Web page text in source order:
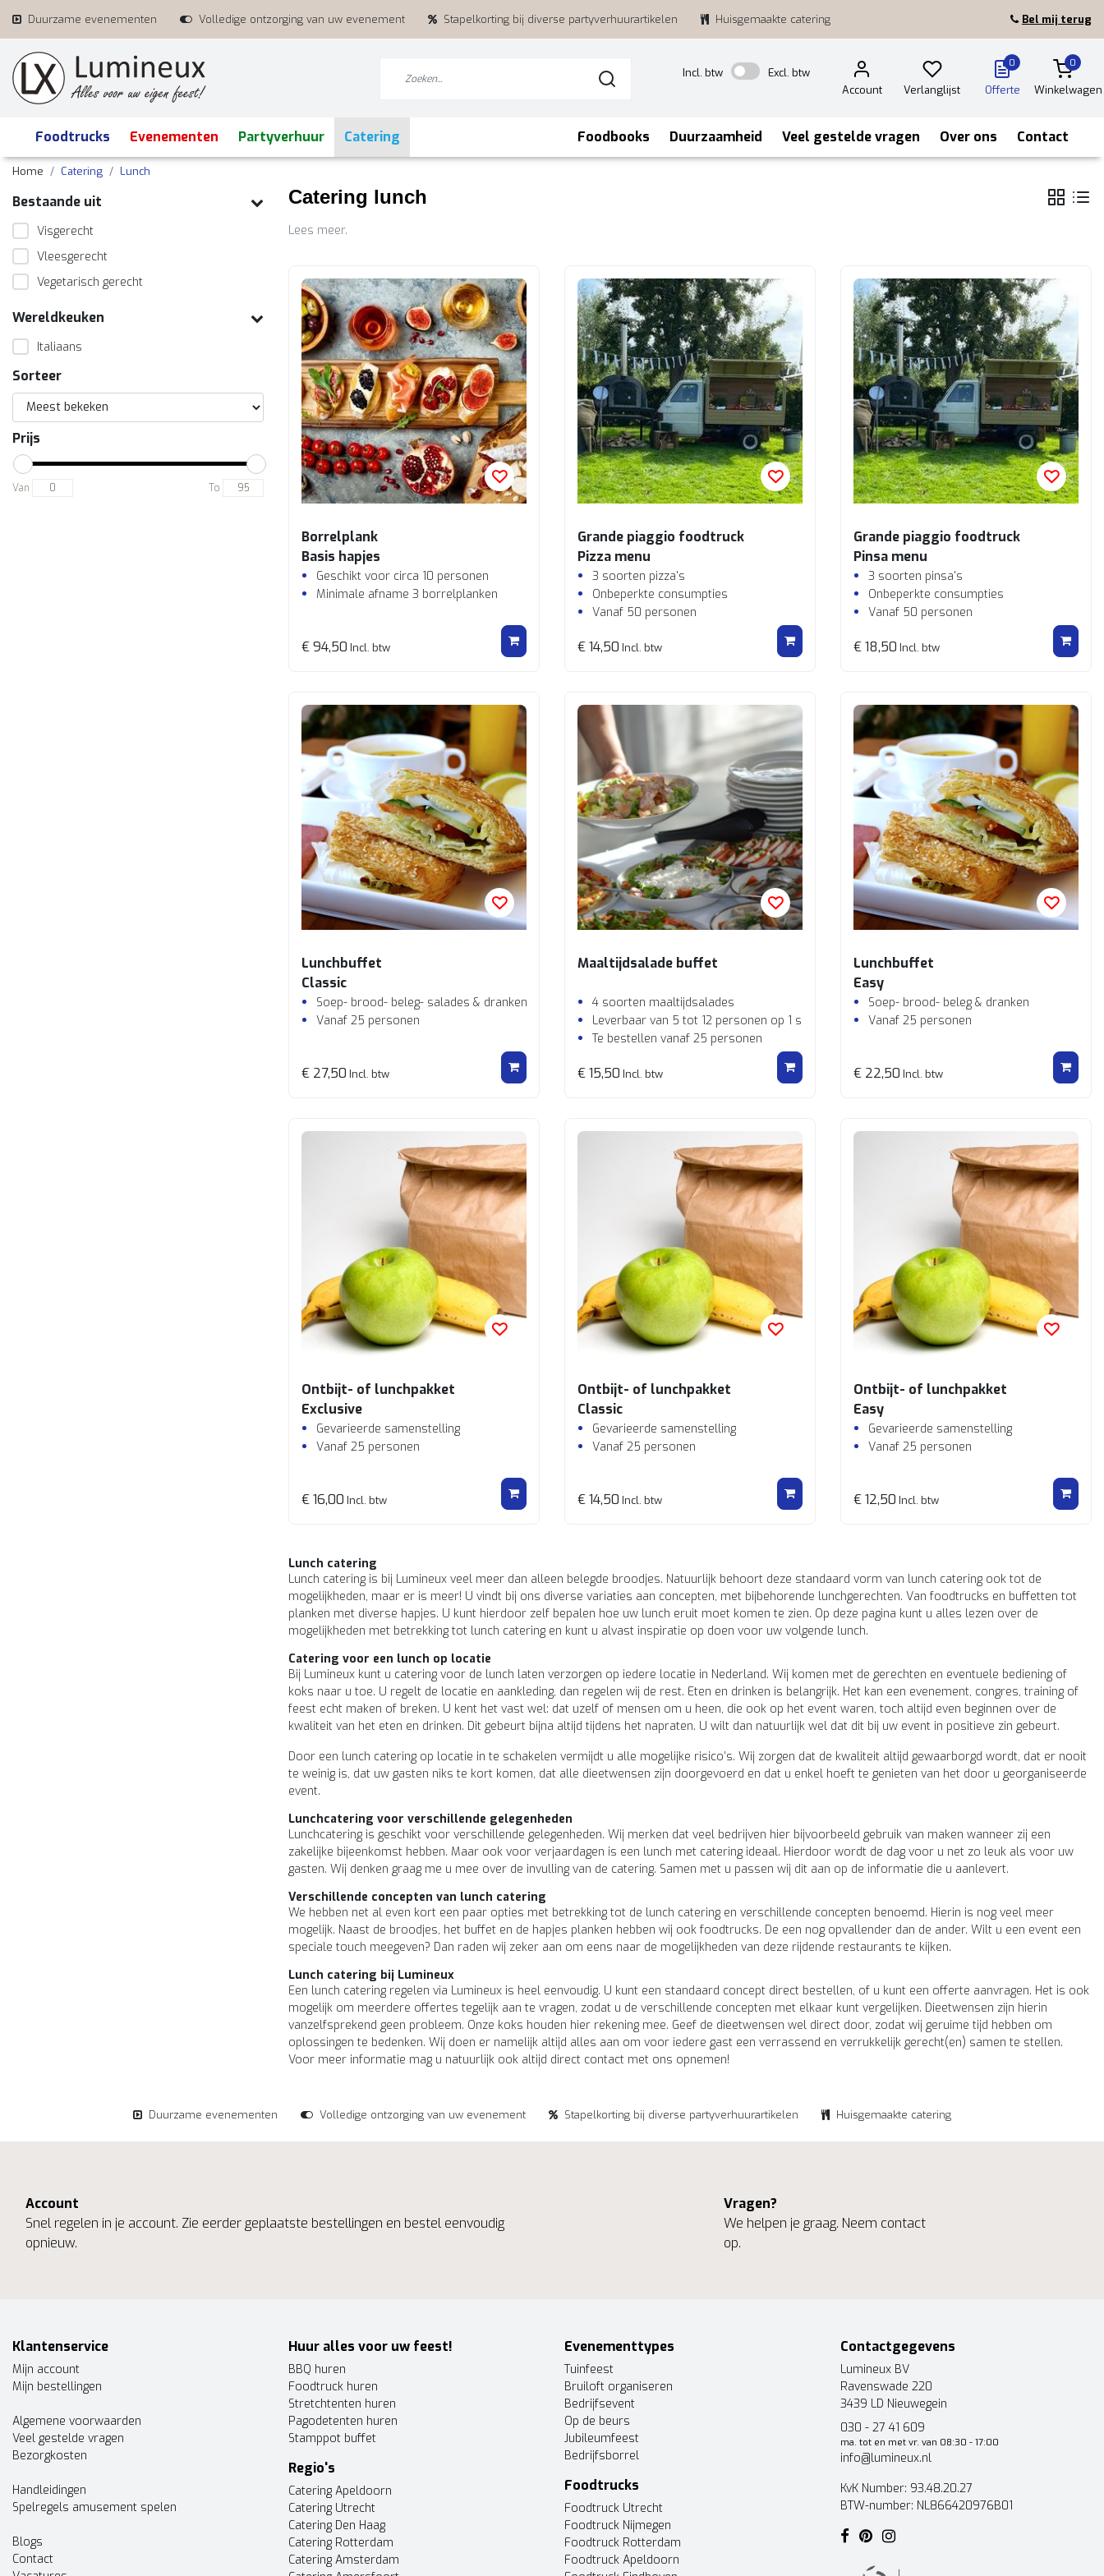
Duurzame evenementen Volledige ontzorging van uw evenement Stapelkorting bij diverse partyverhuurartikelen Huisgemaakte catering Bel mij terug
Incl. btw
Excl. btw
Account
Verlanglijst
0
Offerte
0
Winkelwagen
Foodtrucks Evenementen Partyverhuur Catering Foodbooks Duurzaamheid Veel gestelde vragen Over ons Contact
Home Catering Lunch
Bestaande uit
Visgerecht
Vleesgerecht
Vegetarisch gerecht
Wereldkeuken
Italiaans
Sorteer
Prijs
Van To
Catering lunch
Lees meer.
Borrelplank
Basis hapjes
Geschikt voor circa 10 personen
Minimale afname 3 borrelplanken
€ 94,50 Incl. btw
Grande piaggio foodtruck
Pizza menu
3 soorten pizza's
Onbeperkte consumpties
Vanaf 50 personen
€ 14,50 Incl. btw
Grande piaggio foodtruck
Pinsa menu
3 soorten pinsa's
Onbeperkte consumpties
Vanaf 50 personen
€ 18,50 Incl. btw
Lunchbuffet
Classic
Soep- brood- beleg- salades & dranken
Vanaf 25 personen
€ 27,50 Incl. btw
Maaltijdsalade buffet
4 soorten maaltijdsalades
Leverbaar van 5 tot 12 personen op 1 schaal
Te bestellen vanaf 25 personen
€ 15,50 Incl. btw
Lunchbuffet
Easy
Soep- brood- beleg & dranken
Vanaf 25 personen
€ 22,50 Incl. btw
Ontbijt- of lunchpakket
Exclusive
Gevarieerde samenstelling
Vanaf 25 personen
€ 16,00 Incl. btw
Ontbijt- of lunchpakket
Classic
Gevarieerde samenstelling
Vanaf 25 personen
€ 14,50 Incl. btw
Ontbijt- of lunchpakket
Easy
Gevarieerde samenstelling
Vanaf 25 personen
€ 12,50 Incl. btw
Lunch catering
Lunch catering is bij Lumineux veel meer dan alleen belegde broodjes. Natuurlijk behoort deze standaard vorm van lunch catering ook tot de
mogelijkheden, maar er is meer! U vindt bij ons diverse variaties aan concepten, met bijbehorende lunchgerechten. Van foodtrucks en buffetten tot
planken met diverse hapjes. U kunt hierdoor zelf bepalen hoe uw lunch eruit moet komen te zien. Op deze pagina kunt u alles lezen over de
mogelijkheden met betrekking tot lunch catering en kunt u alvast inspiratie op doen voor uw volgende lunch.
Catering voor een lunch op locatie
Bij Lumineux kunt u catering voor de lunch laten verzorgen op iedere locatie in Nederland. Wij komen met de gerechten en eventuele bediening of
koks naar u toe. U regelt de locatie en aankleding, dan regelen wij de rest. Eten en drinken is belangrijk. Het kan een evenement, congres, training of
feest echt maken of breken. U kent het vast wel: dat uzelf of mensen om u heen, die ook op het event waren, toch altijd even beginnen over de
kwaliteit van het eten en drinken. Dit gebeurt bijna altijd tijdens het napraten. U wilt dan natuurlijk wel dat dit bij uw event in positieve zin gebeurt.
Door een lunch catering op locatie in te schakelen vermijdt u alle mogelijke risico’s. Wij zorgen dat de kwaliteit altijd gewaarborgd wordt, dat er nooit
te weinig is, dat uw gasten niks te kort komen, dat alle dieetwensen zijn doorgevoerd en dat u enkel hoeft te genieten van het door u georganiseerde
event.
Lunchcatering voor verschillende gelegenheden
Lunchcatering is geschikt voor verschillende gelegenheden. Wij merken dat veel bedrijven hier bijvoorbeeld gebruik van maken wanneer zij een
zakelijke bijeenkomst hebben. Maar ook voor verjaardagen is een lunch met catering ideaal. Hierdoor wordt de dag voor u net zo leuk als voor uw
gasten. Wij denken graag me u mee over de invulling van de catering. Samen met u passen wij dit aan op de informatie die u aanlevert.
Verschillende concepten van lunch catering
We hebben net al even kort een paar opties met betrekking tot de lunch catering en verschillende concepten benoemd. Hierin is nog veel meer
mogelijk. Naast de broodjes, het buffet en de hapjes planken hebben wij ook foodtrucks. De een nog opvallender dan de ander. Wilt u een event een
speciale touch meegeven? Dan raden wij zeker aan om eens naar de mogelijkheden van deze rijdende restaurants te kijken.
Lunch catering bij Lumineux
Een lunch catering regelen via Lumineux is heel eenvoudig. U kunt een standaard concept direct bestellen, of u kunt een offerte aanvragen. Het is ook
mogelijk om meerdere offertes tegelijk aan te vragen, zodat u de verschillende concepten met elkaar kunt vergelijken. Dieetwensen zijn hierin
vanzelfsprekend geen probleem. Onze koks houden hier rekening mee. Geef de dieetwensen wel direct door, zodat wij geruime tijd hebben om
oplossingen te bedenken. Wij doen er namelijk altijd alles aan om voor iedere gast een verrassend en verrukkelijk gerecht(en) samen te stellen.
Voor meer informatie mag u natuurlijk ook altijd direct contact met ons opnemen!
Duurzame evenementen Volledige ontzorging van uw evenement Stapelkorting bij diverse partyverhuurartikelen Huisgemaakte catering
Account
Snel regelen in je account. Zie eerder geplaatste bestellingen en bestel eenvoudig
opnieuw.
Vragen?
We helpen je graag. Neem contact
op.
Klantenservice
Mijn account
Mijn bestellingen
Algemene voorwaarden
Veel gestelde vragen
Bezorgkosten
Handleidingen
Spelregels amusement spelen
Blogs
Contact
Huur alles voor uw feest!
BBQ huren
Foodtruck huren
Stretchtenten huren
Pagodetenten huren
Stamppot buffet
Regio's
Catering Apeldoorn
Catering Utrecht
Catering Den Haag
Catering Rotterdam
Catering Amsterdam
Evenementtypes
Tuinfeest
Bruiloft organiseren
Bedrijfsevent
Op de beurs
Jubileumfeest
Bedrijfsborrel
Foodtrucks
Foodtruck Utrecht
Foodtruck Nijmegen
Foodtruck Rotterdam
Foodtruck Apeldoorn
Contactgegevens
Lumineux BV
Ravenswade 220
3439 LD Nieuwegein
030 - 27 41 609
ma. tot en met vr. van 08:30 - 17:00
info@lumineux.nl
KvK Number: 93.48.20.27
BTW-number: NL866420976B01